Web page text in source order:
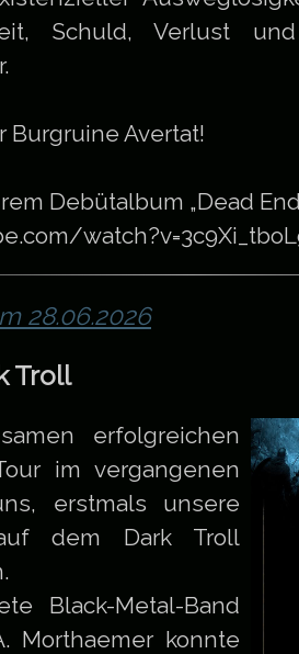
Schuld, Verlust
Avertat!
Debütalbum „Dead
28.06.2026
Troll
erfolgreichen
im vergangenen
erstmals unsere
dem Dark Troll
Black-Metal-Band
Morthaemer konnte